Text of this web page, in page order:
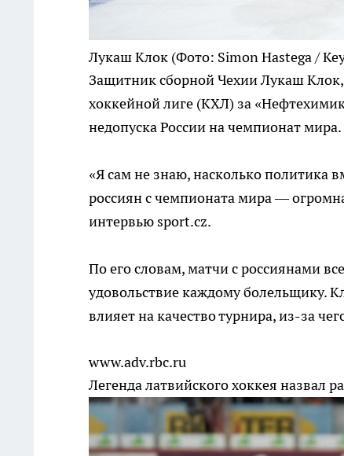
Лукаш Клок (Фото: Simon Hastega /
Защитник сборной Чехии Лукаш
хоккейной лиге (КХЛ) за
недопуска России на чемпионат мира.
«Я сам не знаю, насколько политика
россиян с чемпионата мира —
интервью sport.cz.
По его словам, матчи с россиянами
удовольствие каждому болельщику.
влияет на качество турнира, из-за
www.adv.rbc.ru
Легенда латвийского хоккея назвал